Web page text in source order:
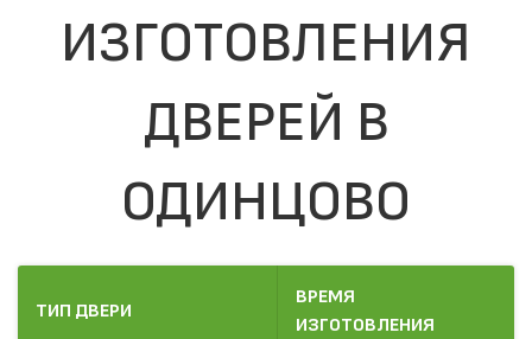
ИЗГОТОВЛЕНИЯ
ДВЕРЕЙ В
ОДИНЦОВО
ТИП ДВЕРИ
ВРЕМЯ
ИЗГОТОВЛЕНИЯ